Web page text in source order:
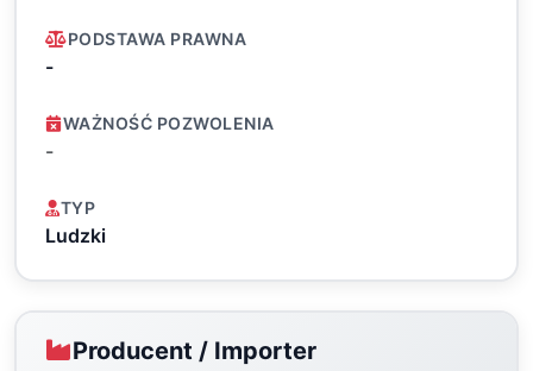
PODSTAWA PRAWNA
-
WAŻNOŚĆ POZWOLENIA
-
TYP
Ludzki
Producent / Importer